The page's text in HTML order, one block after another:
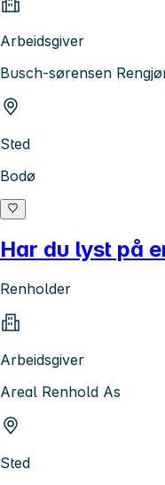
Arbeidsgiver
Busch-sørensen
Sted
Bodø
Har du lyst på
Renholder
Arbeidsgiver
Areal Renhold As
Sted